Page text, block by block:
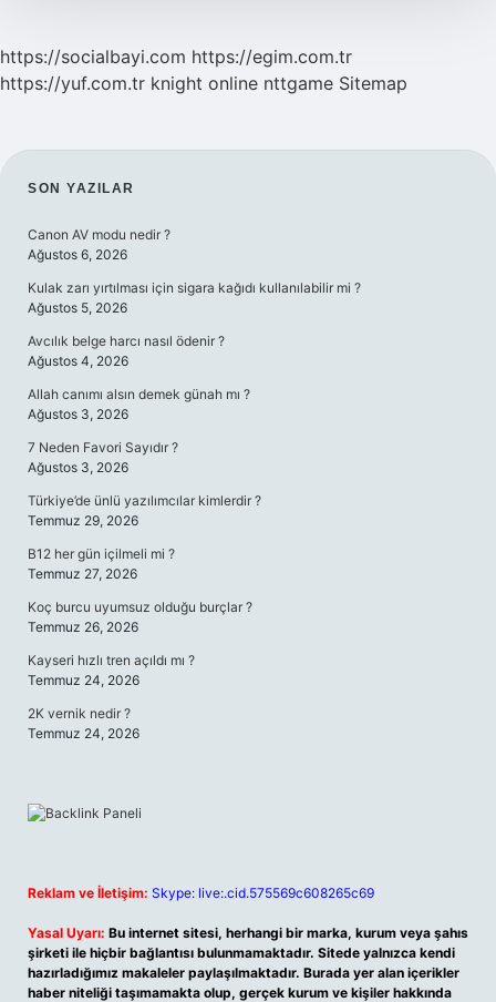
https://socialbayi.com https://egim.com.tr
https://yuf.com.tr knight online nttgame Sitemap
SIDEBAR
SON YAZILAR
Canon AV modu nedir ?
Ağustos 6, 2026
Kulak zarı yırtılması için sigara kağıdı kullanılabilir mi ?
Ağustos 5, 2026
Avcılık belge harcı nasıl ödenir ?
Ağustos 4, 2026
Allah canımı alsın demek günah mı ?
Ağustos 3, 2026
7 Neden Favori Sayıdır ?
Ağustos 3, 2026
Türkiye’de ünlü yazılımcılar kimlerdir ?
Temmuz 29, 2026
B12 her gün içilmeli mi ?
Temmuz 27, 2026
Koç burcu uyumsuz olduğu burçlar ?
Temmuz 26, 2026
Kayseri hızlı tren açıldı mı ?
Temmuz 24, 2026
2K vernik nedir ?
Temmuz 24, 2026
Reklam ve İletişim: Skype: live:.cid.575569c608265c69
Yasal Uyarı: Bu internet sitesi, herhangi bir marka, kurum veya şahıs
şirketi ile hiçbir bağlantısı bulunmamaktadır. Sitede yalnızca kendi
hazırladığımız makaleler paylaşılmaktadır. Burada yer alan içerikler
haber niteliği taşımamakta olup, gerçek kurum ve kişiler hakkında